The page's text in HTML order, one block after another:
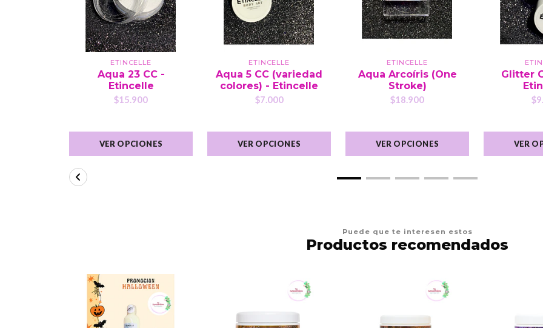
ETINCELLE
Aqua 23 CC -
Etincelle
$15.900
VER OPCIONES
ETINCELLE
Aqua 5 CC (variedad
colores) - Etincelle
$7.000
VER OPCIONES
ETINCELLE
Aqua Arcoíris (One
Stroke)
$18.900
VER OPCIONES
Glitter
VER
Puede que te interesen estos
Productos recomendados